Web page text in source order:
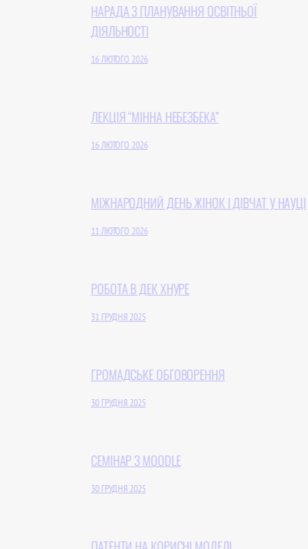
НАРАДА З ПЛАНУВАННЯ ОСВІТНЬОЇ
ДІЯЛЬНОСТІ
16 ЛЮТОГО 2026
ЛЕКЦІЯ “МІННА НЕБЕЗБЕКА”
16 ЛЮТОГО 2026
МІЖНАРОДНИЙ ДЕНЬ ЖІНОК І ДІВЧАТ У НАУЦІ
11 ЛЮТОГО 2026
РОБОТА В ДЕК ХНУРЕ
31 ГРУДНЯ 2025
ГРОМАДСЬКЕ ОБГОВОРЕННЯ
30 ГРУДНЯ 2025
СЕМІНАР З MOODLE
30 ГРУДНЯ 2025